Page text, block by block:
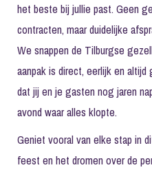
het beste bij jullie past. Geen
contracten, maar duidelijke
We snappen de Tilburgse
aanpak is direct, eerlijk en
dat jij en je gasten nog jaren
avond waar alles klopte.
Geniet vooral van elke stap in
feest en het dromen over de